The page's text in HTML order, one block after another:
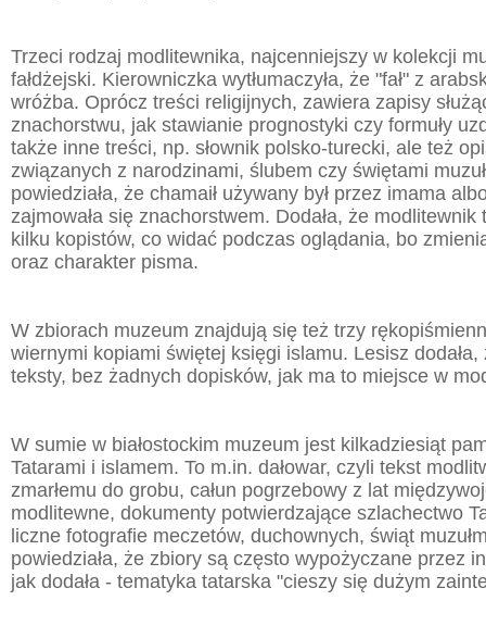
Trzeci rodzaj modlitewnika, najcenniejszy w kolekcji
fałdżejski. Kierowniczka wytłumaczyła, że "fał" z
wróżba. Oprócz treści religijnych, zawiera zapisy
znachorstwu, jak stawianie prognostyki czy formuły
także inne treści, np. słownik polsko-turecki, ale też
związanych z narodzinami, ślubem czy świętami
powiedziała, że chamaił używany był przez imama
zajmowała się znachorstwem. Dodała, że modlitewnik
kilku kopistów, co widać podczas oglądania, bo
oraz charakter pisma.
W zbiorach muzeum znajdują się też trzy
wiernymi kopiami świętej księgi islamu. Lesisz
teksty, bez żadnych dopisków, jak ma to miejsce w
W sumie w białostockim muzeum jest kilkadziesiąt
Tatarami i islamem. To m.in. dałowar, czyli tekst
zmarłemu do grobu, całun pogrzebowy z lat
modlitewne, dokumenty potwierdzające szlachectwo
liczne fotografie meczetów, duchownych, świąt
powiedziała, że zbiory są często wypożyczane przez
jak dodała - tematyka tatarska "cieszy się dużym